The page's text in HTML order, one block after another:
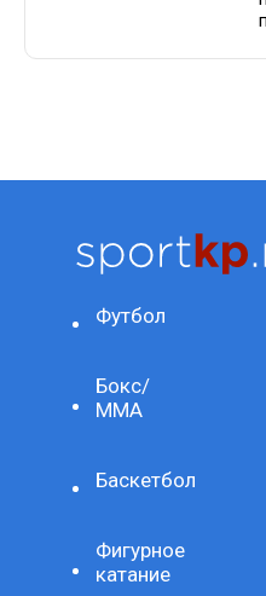
Футбол
Бокс/
ММА
Баскетбол
Фигурное
катание